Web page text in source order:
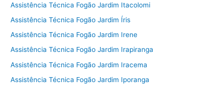
Assistência Técnica Fogão Jardim Itacolomi
Assistência Técnica Fogão Jardim Íris
Assistência Técnica Fogão Jardim Irene
Assistência Técnica Fogão Jardim Irapiranga
Assistência Técnica Fogão Jardim Iracema
Assistência Técnica Fogão Jardim Iporanga